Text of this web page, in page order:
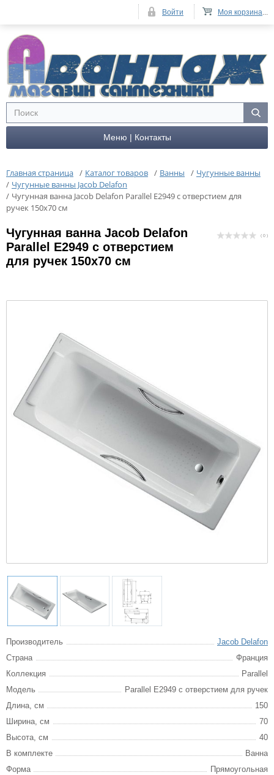
Меню | Контакты
Главная страница / Каталог товаров / Ванны / Чугунные ванны
/ Чугунные ванны Jacob Delafon
/ Чугунная ванна Jacob Delafon Parallel E2949 с отверстием для
ручек 150x70 см
Чугунная ванна Jacob Delafon
Parallel E2949 с отверстием
для ручек 150x70 см
( 0 )
Производитель
Jacob Delafon
Страна
Франция
Коллекция
Parallel
Модель
Parallel E2949 с отверстием для ручек
Длина, см
150
Ширина, см
70
Высота, см
40
В комплекте
Ванна
Форма
Прямоугольная
Моя корзина...
Войти